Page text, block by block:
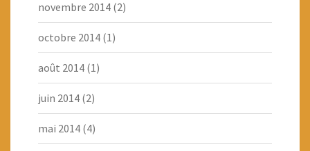
novembre 2014 (2)
octobre 2014 (1)
août 2014 (1)
juin 2014 (2)
mai 2014 (4)